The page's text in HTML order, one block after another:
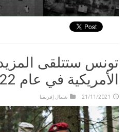
تونس ستتلقى
الأمريكية في عام 2022
21/11/2021 شمال إفريقيا